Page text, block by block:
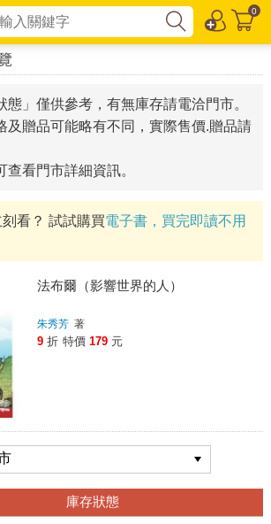
0
」僅供參考，有無庫存請電洽門市。
贈品可能略有不同，實際售價.贈品請
看門市詳細資訊。
看？ 試試購買電子書，買完即讀不用
法布爾（影響世界的人）
朱秀芳 著
9 折 特價 179 元
庫存狀態